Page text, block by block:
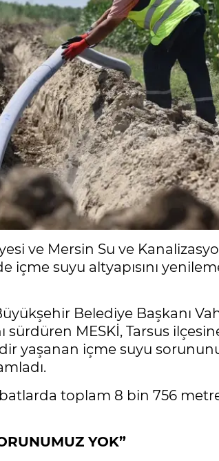
ve Mersin Su ve
suyu altyapısını
Belediye Başkanı
sürdüren MESKİ, Tarsus
yaşanan içme suyu
toplam 8 bin 756
YOK”